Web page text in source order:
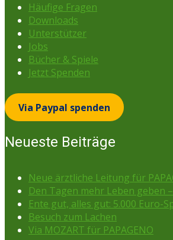
Häufige Fragen
Downloads
Unterstützer
Jobs
Bücher & Spiele
Jetzt Spenden
Via Paypal spenden
Neueste Beiträge
Neue ärztliche Leitung für
Den Tagen mehr Leben geben
Ente gut, alles gut: 5.000 Euro-
Besuch zum Lachen
Via MOZART für PAPAGENO